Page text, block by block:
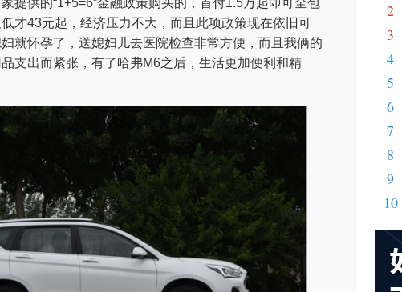
提供的“1+5=6”金融政策购买的，首付1.5万起即可全包
才43元起，经济压力不大，而且此项政策现在依旧可
就怀孕了，送媳妇儿去医院检查非常方便，而且我俩的
支出而紧张，有了哈弗M6之后，生活更加便利和精
2
3
4
5
6
7
8
9
10